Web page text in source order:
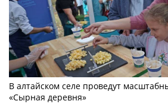
В алтайском селе проведут
«Сырная деревня»